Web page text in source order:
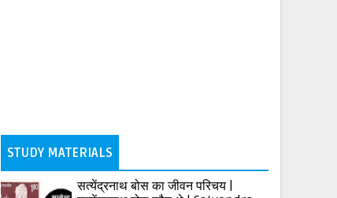
STUDY MATERIALS
सत्येंद्रनाथ बोस का जीवन परिचय |